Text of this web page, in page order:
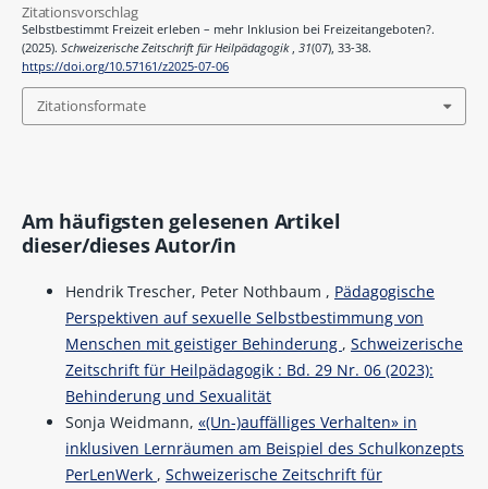
Zitationsvorschlag
Selbstbestimmt Freizeit erleben – mehr Inklusion bei Freizeitangeboten?.
(2025). Schweizerische Zeitschrift für Heilpädagogik 31(07), 33-38.
https://doi.org/10.57161/z2025-07-06
Zitationsformate
Am häufigsten gelesenen Artikel
dieser/dieses Autor/in
Hendrik Trescher, Peter Nothbaum , Pädagogische
Perspektiven auf sexuelle Selbstbestimmung von
Menschen mit geistiger Behinderung , Schweizerische
Zeitschrift für Heilpädagogik : Bd. 29 Nr. 06 (2023):
Behinderung und Sexualität
Sonja Weidmann, «(Un-)auffälliges Verhalten» in
inklusiven Lernräumen am Beispiel des Schulkonzepts
PerLenWerk , Schweizerische Zeitschrift für